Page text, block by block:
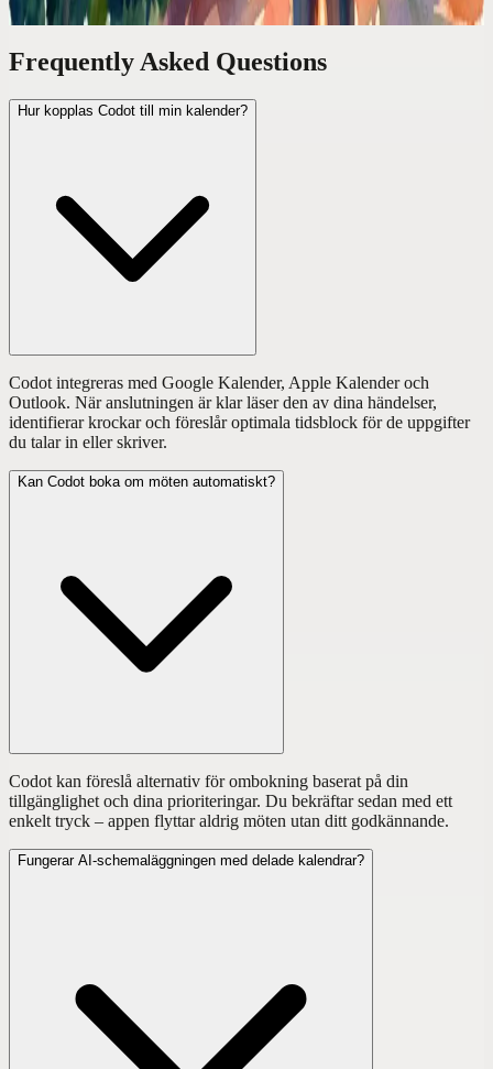
Frequently Asked Questions
Hur kopplas Codot till min kalender?
Codot integreras med Google Kalender, Apple Kalender och
Outlook. När anslutningen är klar läser den av dina händelser,
identifierar krockar och föreslår optimala tidsblock för de uppgifter
du talar in eller skriver.
Kan Codot boka om möten automatiskt?
Codot kan föreslå alternativ för ombokning baserat på din
tillgänglighet och dina prioriteringar. Du bekräftar sedan med ett
enkelt tryck – appen flyttar aldrig möten utan ditt godkännande.
Fungerar AI-schemaläggningen med delade kalendrar?